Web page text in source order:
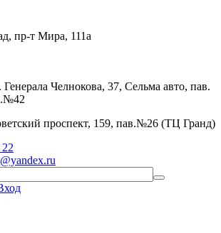
пр-т Мира, 111а
Челнокова, 37, Сельма авто, пав.
проспект, 159, пав.№26 (ТЦ Гранд)